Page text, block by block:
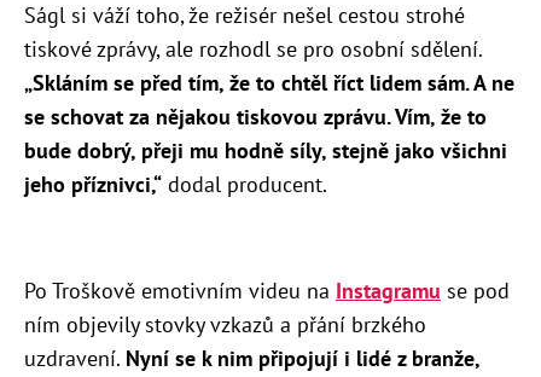
Ságl si váží toho, že režisér nešel cestou strohé
tiskové zprávy, ale rozhodl se pro osobní sdělení.
„Skláním se před tím, že to chtěl říct lidem sám. A ne
se schovat za nějakou tiskovou zprávu. Vím, že to
bude dobrý, přeji mu hodně síly, stejně jako všichni
jeho příznivci,“ dodal producent.
Po Troškově emotivním videu na Instagramu se pod
ním objevily stovky vzkazů a přání brzkého
uzdravení. Nyní se k nim připojují i lidé z branže,